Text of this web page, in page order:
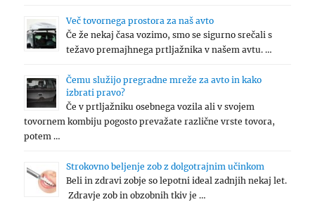
Več tovornega prostora za naš avto
Če že nekaj časa vozimo, smo se sigurno srečali s
težavo premajhnega prtljažnika v našem avtu. …
Čemu služijo pregradne mreže za avto in kako
izbrati pravo?
Če v prtljažniku osebnega vozila ali v svojem
tovornem kombiju pogosto prevažate različne vrste tovora,
potem …
Strokovno beljenje zob z dolgotrajnim učinkom
Beli in zdravi zobje so lepotni ideal zadnjih nekaj let.
Zdravje zob in obzobnih tkiv je …